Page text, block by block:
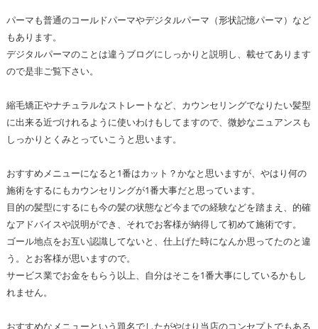
パーマも普通のコールドパーマやデジタルパーマ（形状記憶パーマ）など
もあります。
デジタルパーマのことは違うブログにしっかりと説明し、載せてあります
ので是非ご覧下さい。
縮毛矯正やナチュラルなストレートなど、カウンセリングでなりたい髪型
に出来る近づけれるように使いわけもしてますので、微妙なニュアンスも
しっかりとくみとっていこうと思います。
おすすめメニューになると1番はカット？かなと思いますが、やはり何の
施術をするにもカウンセリングが1番大事だと思っています。
目的の髪型にするにも今の髪の状態など今までの経験などを踏まえ、的確
なアドバイスや説明ができ、それでお客様が納得して初めて施術です。
ゴール地点をお互い認識してないと、仕上げた時になんか思ってたのと違
う。とお客様が思いますので。
サービス業でお金をもらう以上、自分はそこを1番大事にしているかもし
れません。
おすすめなメニューという題名でしたがやはり当店のコンセプトでもある